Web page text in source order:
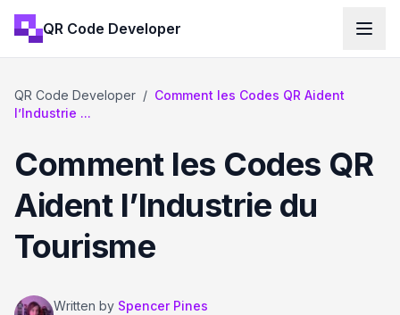
QR Code Developer
QR Code Developer / Comment les Codes QR Aident
l’Industrie ...
Comment les Codes QR
Aident l’Industrie du
Tourisme
Written by Spencer Pines